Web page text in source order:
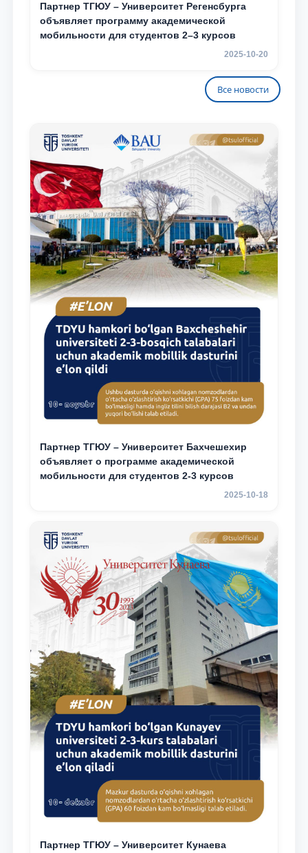
Партнер ТГЮУ – Университет Регенсбурга
объявляет программу академической
мобильности для студентов 2–3 курсов
2025-10-20
Все новости
Партнер ТГЮУ – Университет Бахчешехир
объявляет о программе академической
мобильности для студентов 2-3 курсов
2025-10-18
Партнер ТГЮУ – Университет Кунаева